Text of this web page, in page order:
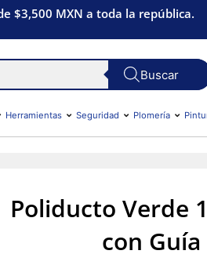
$3,500 MXN a toda la república.
Herramientas Seguridad Plomería
Poliducto Verde
con